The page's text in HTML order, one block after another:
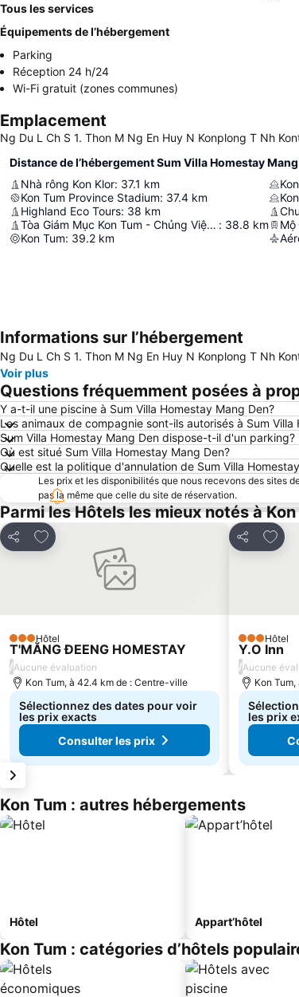
Tous les services
Équipements de l’hébergement
Parking
Réception 24 h/24
Wi-Fi gratuit (zones communes)
Emplacement
Ng Du L Ch S 1. Thon M Ng En Huy N Konplong T Nh
Distance de l’hébergement Sum Villa Homestay Mang
Nhà rông Kon Klor: 37.1 km
Kon Tum Province Stadium: 37.4 km
Highland Eco Tours: 38 km
Tòa Giám Mục Kon Tum - Chủng Viện Thừa Sai : 38.8 km
Kon Tum: 39.2 km
Informations sur l’hébergement
Ng Du L Ch S 1. Thon M Ng En Huy N Konplong T Nh
Voir plus
Questions fréquemment posées à
Y a-t-il une piscine à Sum Villa Homestay Mang Den?
Les animaux de compagnie sont-ils autorisés à Sum Villa
Sum Villa Homestay Mang Den dispose-t-il d'un parking?
Où est situé Sum Villa Homestay Mang Den?
Quelle est la politique d'annulation de Sum Villa
Les prix et les disponibilités que nous recevons des sites
pas la même que celle du site de réservation.
Parmi les Hôtels les mieux notés à Kon
Partager
Ajouter à mes favoris
3 Étoiles
Hôtel
T'MĂNG ĐEENG HOMESTAY
/Aucune évaluation
Kon Tum, à 42.4 km de : Centre-ville
Sélectionnez des dates pour voir
les prix exacts
Consulter les prix
Partager
3 Étoiles
Hôtel
Y.O Inn
/Aucune
Kon
les prix
Kon Tum : autres hébergements
Hôtel Appart’hôtel
Kon Tum : catégories d’hôtels